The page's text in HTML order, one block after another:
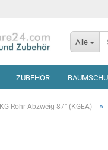
Alle
ZUBEHÖR
KG Rohr Abzweig 87° (KGEA) »